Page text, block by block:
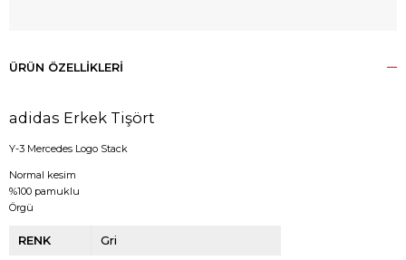
ÜRÜN ÖZELLIKLERI
adidas Erkek Tişört
Y-3 Mercedes Logo Stack
Normal kesim
%100 pamuklu
Örgü
RENK Gri